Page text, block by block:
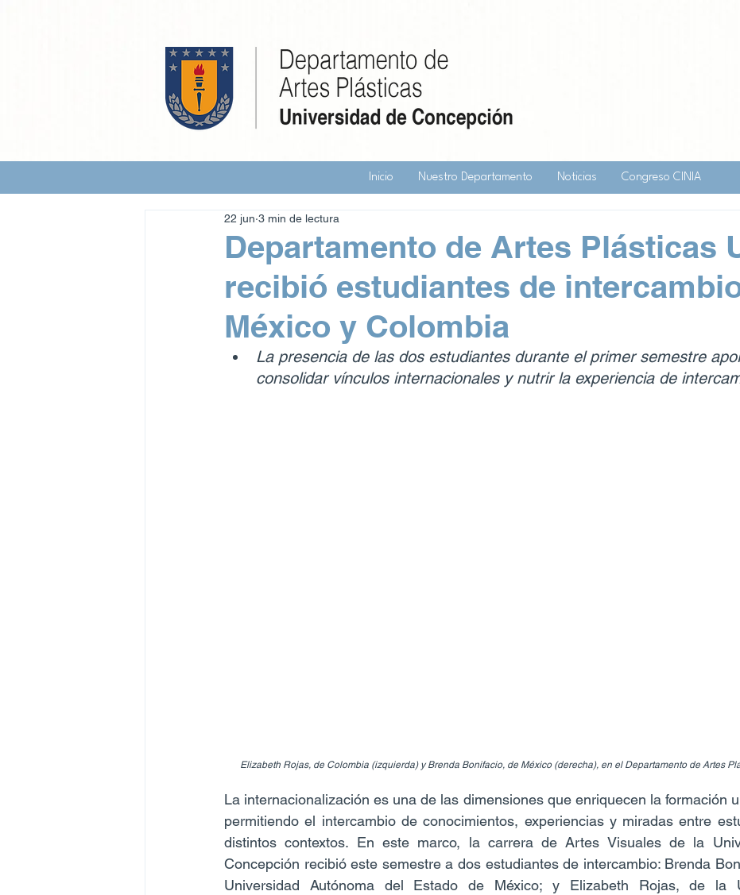
Inicio Nuestro Departamento Noticias Congreso CINIA
Departamento de Artes Plásticas
recibió estudiantes de
México y Colombia
22 jun 3 min de lectura
La presencia de las dos estudiantes durante el primer semestre
consolidar vínculos internacionales y nutrir la experiencia de
Elizabeth Rojas, de Colombia (izquierda) y Brenda Bonifacio, de México (derecha), en el Departamento de Artes
La internacionalización es una de las dimensiones que enriquecen la formación
permitiendo el intercambio de conocimientos, experiencias y miradas entre
distintos contextos. En este marco, la carrera de Artes Visuales de la
Concepción recibió este semestre a dos estudiantes de intercambio: Brenda
Universidad Autónoma del Estado de México; y Elizabeth Rojas, de la